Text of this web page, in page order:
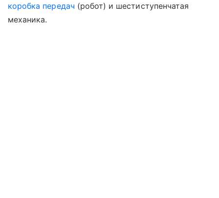
коробка передач (робот) и шестиступенчатая
механика.